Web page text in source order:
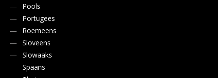
Pools
Portugees
Roemeens
Sloveens
Slowaaks
Spaans